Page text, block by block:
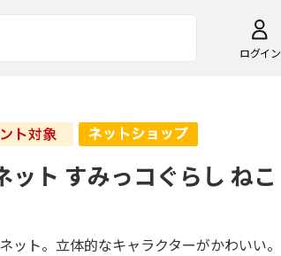
ログイン
ット すみっコぐらし ねこ
ット。立体的なキャラクターがかわいい。